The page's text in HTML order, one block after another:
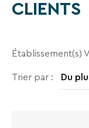
CLIENTS
Établissement(s)
Trier par :